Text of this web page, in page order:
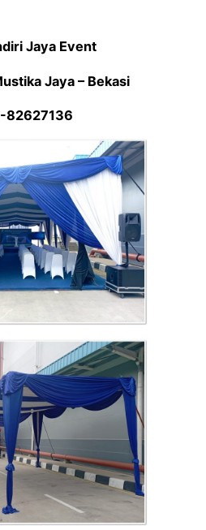
Jaya Event
Jaya – Bekasi
82627136